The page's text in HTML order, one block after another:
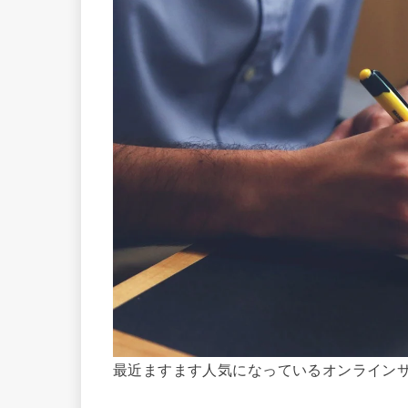
最近ますます人気になっているオンライン